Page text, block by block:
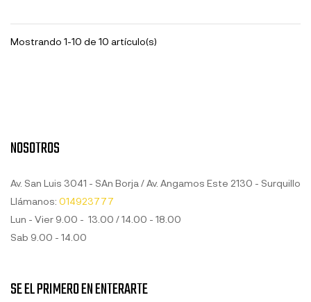
Mostrando 1-10 de 10 artículo(s)
NOSOTROS
Av. San Luis 3041 - SAn Borja / Av. Angamos Este 2130 - Surquillo
Llámanos: 014923777
Lun - Vier 9.00 - 13.00 / 14.00 - 18.00
Sab 9.00 - 14.00
SE EL PRIMERO EN ENTERARTE